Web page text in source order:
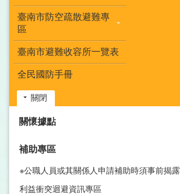
臺南市防空疏散避難專
區
臺南市避難收容所一覽表
全民國防手冊
關閉
關懷據點
補助專區
※公職人員或其關係人申請補助時須事前揭
利益衝突迴避資訊專區